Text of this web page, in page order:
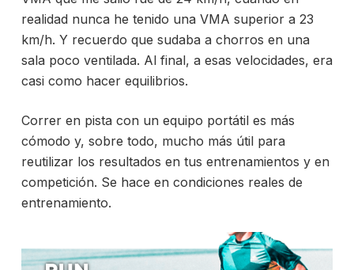
realidad nunca he tenido una VMA superior a 23
km/h. Y recuerdo que sudaba a chorros en una
sala poco ventilada. Al final, a esas velocidades, era
casi como hacer equilibrios.
Correr en pista con un equipo portátil es más
cómodo y, sobre todo, mucho más útil para
reutilizar los resultados en tus entrenamientos y en
competición. Se hace en condiciones reales de
entrenamiento.